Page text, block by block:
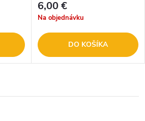
6,00 €
Na objednávku
DO KOŠÍKA